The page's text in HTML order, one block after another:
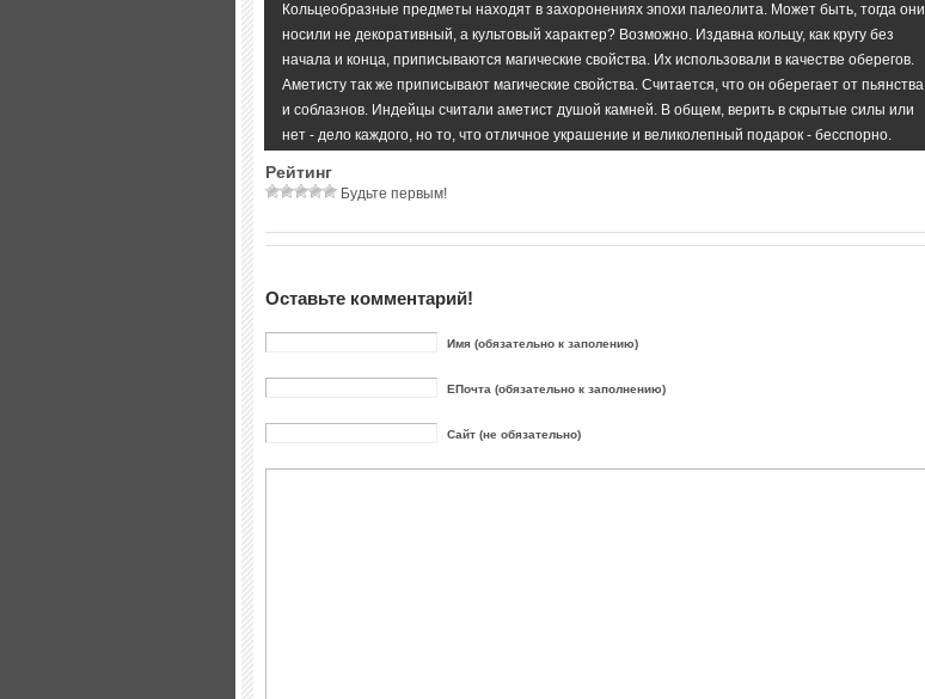
Кольцеобразные предметы находят в захоронениях эпохи палеолита. Может быть, тогда они
носили не декоративный, а культовый характер? Возможно. Издавна кольцу, как кругу без
начала и конца, приписываются магические свойства. Их использовали в качестве оберегов.
Аметисту так же приписывают магические свойства. Считается, что он оберегает от пьянства
и соблазнов. Индейцы считали аметист душой камней. В общем, верить в скрытые силы или
нет - дело каждого, но то, что отличное украшение и великолепный подарок - бесспорно.
Рейтинг
Будьте первым!
Оставьте комментарий!
Имя (обязательно к заполению)
ЕПочта (обязательно к заполнению)
Сайт (не обязательно)